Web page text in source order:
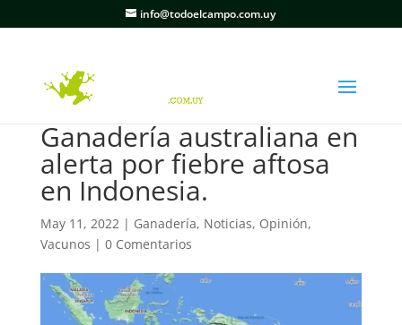
info@todoelcampo.com.uy
Ganadería australiana en
alerta por fiebre aftosa
en Indonesia.
May 11, 2022| Ganadería, Noticias, Opinión,
Vacunos | 0 Comentarios